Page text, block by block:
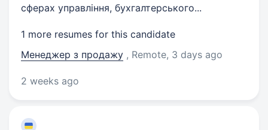
сферах управління, бухгалтерського...
1 more resumes for this candidate
Менеджер з продажу , Remote, 3 days ago
2 weeks ago